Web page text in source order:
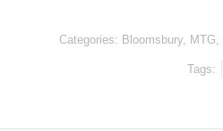
Categories: Bloomsbury MTG
Tags: